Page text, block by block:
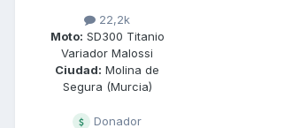
22,2k
Moto: SD300 Titanio
Variador Malossi
Ciudad: Molina de
Segura (Murcia)
Donador